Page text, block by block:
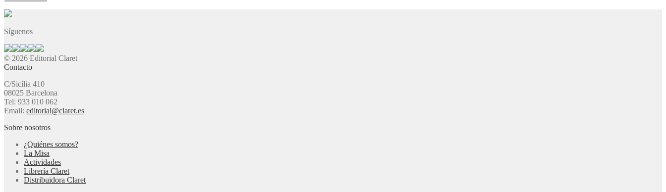
Síguenos
© 2026 Editorial Claret
Contacto
C/Sicília 410
08025 Barcelona
Tel: 933 010 062
Email: editorial@claret.es
Sobre nosotros
¿Quiénes somos?
La Misa
Actividades
Librería Claret
Distribuidora Claret